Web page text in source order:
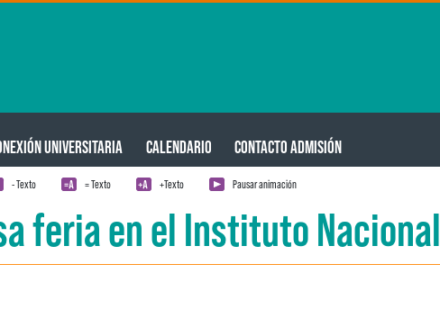
UNIVERSITARIA CALENDARIO CONTACTO ADMISIÓN
- Texto = Texto +Texto Pausar animación
feria en el Instituto Nacional